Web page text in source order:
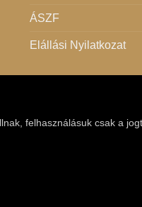
ÁSZF
Elállási Nyilatkozat
felhasználásuk csak a